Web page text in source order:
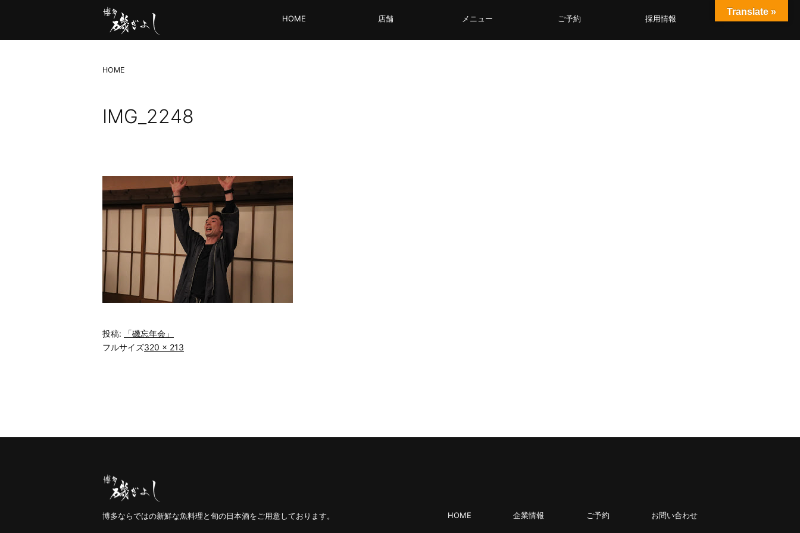
HOME 店舗 メニュー ご予約 採用情報
HOME
IMG_2248
投稿:
「磯忘年会」
フルサイズ320 × 213
博多ならではの新鮮な魚料理と旬の日本酒をご用意しております。 HOME 企業情報 ご予約 お問い合わせ
Translate »